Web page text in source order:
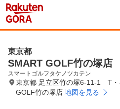
東京都
SMART GOLF竹の塚店
スマートゴルフタケノツカテン
東京都 足立区竹の塚6-11-1 T
GOLF竹の塚店 地図を見る